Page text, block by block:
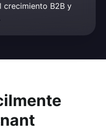
crecimiento B2B y